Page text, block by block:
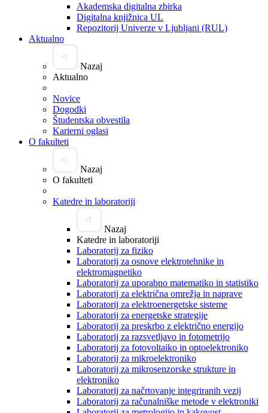
Akademska digitalna zbirka
Digitalna knjižnica UL
Repozitorij Univerze v Ljubljani (RUL)
Aktualno
Nazaj
Aktualno
Novice
Dogodki
Študentska obvestila
Karierni oglasi
O fakulteti
Nazaj
O fakulteti
Katedre in laboratoriji
Nazaj
Katedre in laboratoriji
Laboratorij za fiziko
Laboratorij za osnove elektrotehnike in
elektromagnetiko
Laboratorij za uporabno matematiko in statistiko
Laboratorij za električna omrežja in naprave
Laboratorij za elektroenergetske sisteme
Laboratorij za energetske strategije
Laboratorij za preskrbo z električno energijo
Laboratorij za razsvetljavo in fotometrijo
Laboratorij za fotovoltaiko in optoelektroniko
Laboratorij za mikroelektroniko
Laboratorij za mikrosenzorske strukture in
elektroniko
Laboratorij za načrtovanje integriranih vezij
Laboratorij za računalniške metode v elektroniki